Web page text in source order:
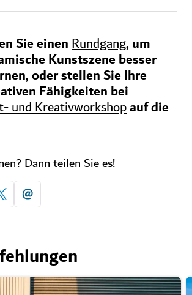
Sie einenRundgang, um
Kunstszene besser
oder stellen Sie Ihre
Fähigkeiten bei
und Kreativworkshopauf die
Dann teilen Sie es!